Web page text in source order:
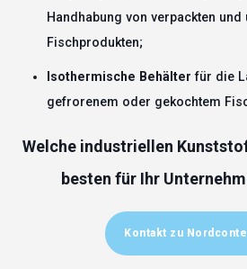
Handhabung von verpackten und
Fischprodukten;
Isothermische Behälterfür die
gefrorenem oder gekochtem
Welche industriellen
besten für Ihr
Kontakt zu